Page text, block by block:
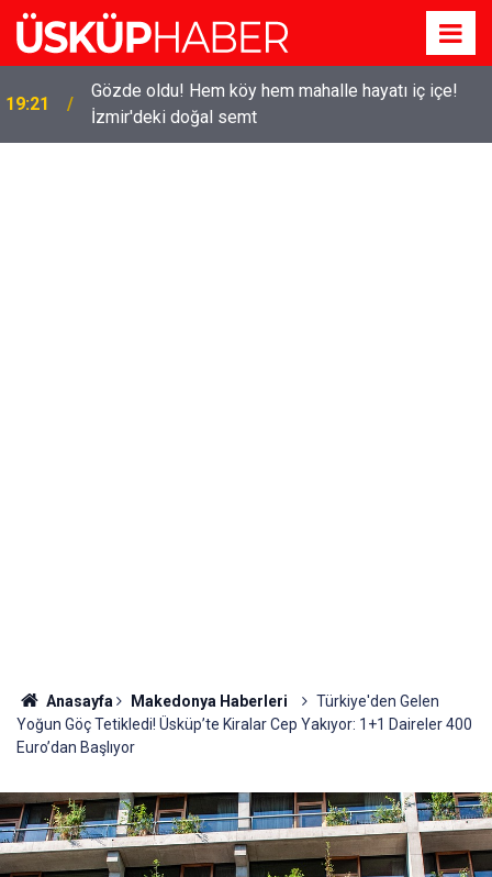
19:21
Gözde oldu! Hem köy hem mahalle hayatı iç içe!
İzmir'deki doğal semt
Anasayfa Makedonya Haberleri
Türkiye'den Gelen
Yoğun Göç Tetikledi! Üsküp’te Kiralar Cep Yakıyor: 1+1 Daireler 400
Euro’dan Başlıyor